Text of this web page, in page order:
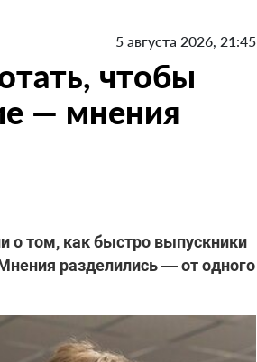
5 августа 2026, 21:45
чтобы
— мнения
о том, как быстро выпускники
разделились — от одного